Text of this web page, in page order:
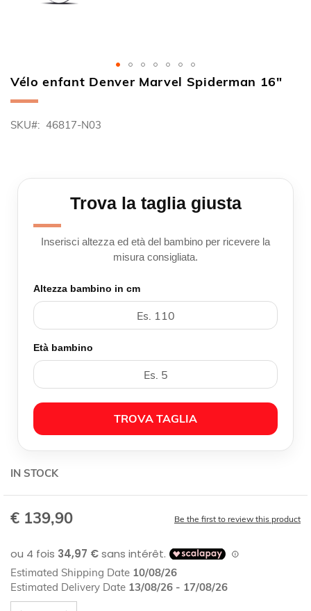
Vélo enfant Denver Marvel Spiderman 16"
SKU 46817-N03
Trova la taglia giusta
Inserisci altezza ed età del bambino per ricevere la
misura consigliata.
Altezza bambino in cm
Età bambino
TROVA TAGLIA
IN STOCK
€ 139,90 Be the first to review this product
Estimated Shipping Date 10/08/26
Estimated Delivery Date 13/08/26 - 17/08/26
Skip
to
beginning
gallery